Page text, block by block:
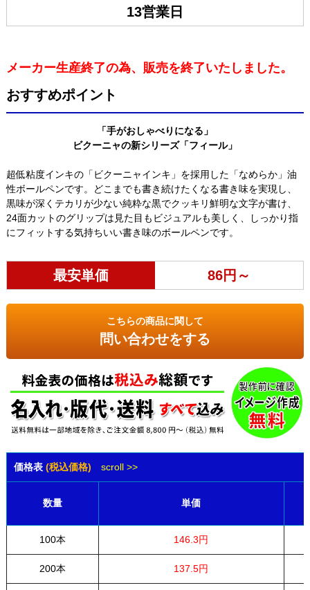
13営業日
メーカー生産終了の為、販売を終了いたしました。
おすすめポイント
「手がおしゃべりになる」
ビクーニャの新シリーズ「フィール」
超低粘度インキの「ビクーニャインキ」を採用した「なめらか」油
性ボールペンです。どこまでも書き続けたくなる書き味を実現し、
黒味が深くテカリが少ない純粋な黒でクッキリ鮮明な文字が書け、
24面カットのグリップは見た目もビジュアルも美しく、しっかり指
にフィットする気持ちいい書き味のボールペンです。
最安単価 86円～
こちらの商品に関して
問い合わせをする
価格表 (税込価格) scroll >>
数量 単価
100本 146.3円
200本 137.5円